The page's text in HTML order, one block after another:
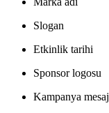
Slogan
Etkinlik tarihi
Sponsor logosu
Kampanya